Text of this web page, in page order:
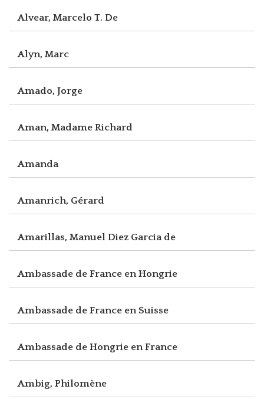
Alvear, Marcelo T. De
Alyn, Marc
Amado, Jorge
Aman, Madame Richard
Amanda
Amanrich, Gérard
Amarillas, Manuel Diez Garcia de
Ambassade de France en Hongrie
Ambassade de France en Suisse
Ambassade de Hongrie en France
Ambig, Philomène